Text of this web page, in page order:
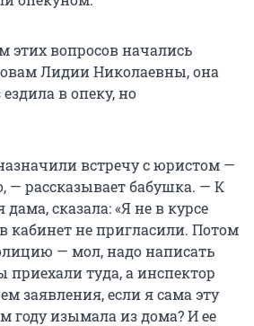
этих вопросов начались
Лидии Николаевны, она
в опеку, но
встречу с юристом —
— рассказывает бабушка. — К
сказала: «Я не в курсе
кабинет не пригласили. Потом
— мол, надо написать
туда, а инспектор
заявления, если я сама эту
году изымала из дома? И ее